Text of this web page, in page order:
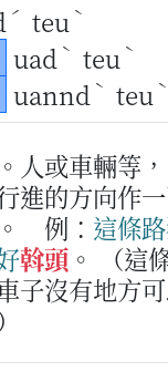
ˊ teu ˋ
uad ˋ teu ˋ
uannd ˋ teu ˋ
人或車輛等
進的方向作
例： 這條路
斡頭 。
（這
子沒有地方